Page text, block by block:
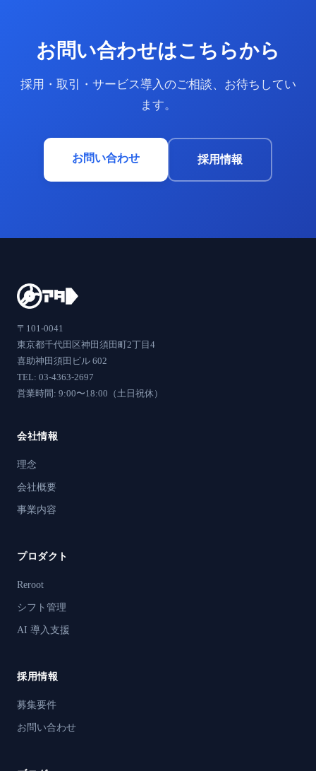
お問い合わせはこちらから
採用・取引・サービス導入のご相談、お待ちしてい
ます。
お問い合わせ 採用情報
〒101-0041
東京都千代田区神田須田町2丁目4
喜助神田須田ビル 602
TEL: 03-4363-2697
営業時間: 9:00〜18:00（土日祝休）
会社情報
理念
会社概要
事業内容
プロダクト
Reroot
シフト管理
AI 導入支援
採用情報
募集要件
お問い合わせ